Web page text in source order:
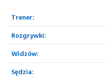
Trener:
Rozgrywki:
Widzów:
Sędzia: